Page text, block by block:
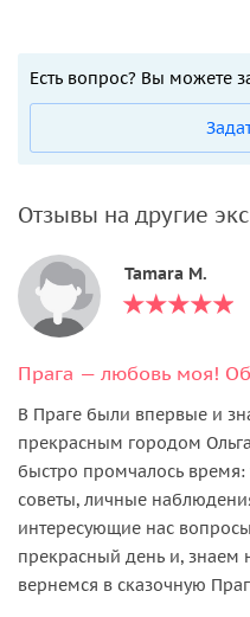
Есть вопрос? Вы можете
Отзывы на другие
Tamara M.
Прага — любовь моя!
В Праге были впервые и
прекрасным городом
быстро промчалось время:
советы, личные
интересующие нас
прекрасный день и, знаем
вернемся в сказочную